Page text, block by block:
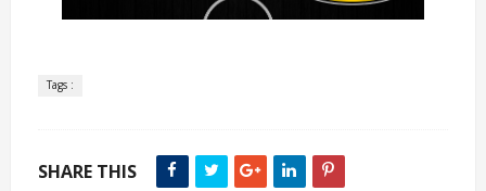
Tags :
SHARE THIS